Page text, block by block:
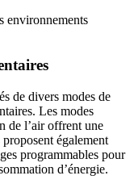
environnements
de divers modes de
Les modes
de l’air offrent une
également
programmables pour
d’énergie.